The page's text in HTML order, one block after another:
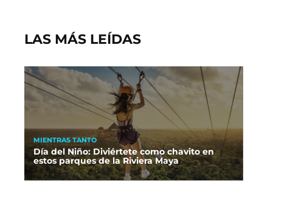
LAS MÁS LEÍDAS
MIENTRAS TANTO
Día del Niño: Diviértete como chavito en
estos parques de la Riviera Maya